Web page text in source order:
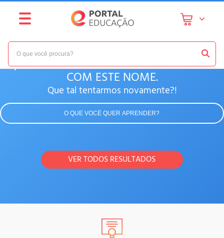
IH, NÃO ENCONTRAMOS NENHUM CURSO
COM ESTE NOME.
Que tal tentarmos novamente?!
VER TODOS RESULTADOS